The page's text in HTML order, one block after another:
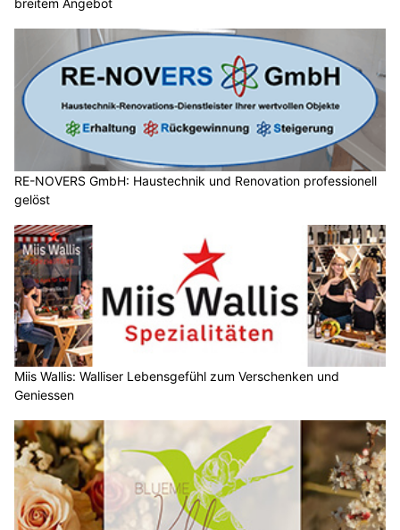
breitem Angebot
RE-NOVERS GmbH: Haustechnik und Renovation professionell
gelöst
Miis Wallis: Walliser Lebensgefühl zum Verschenken und
Geniessen